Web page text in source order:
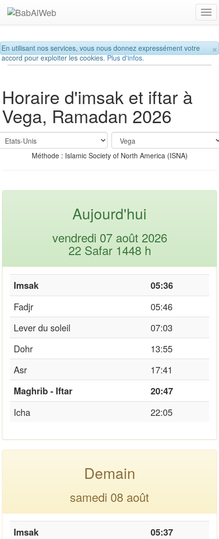
×
En utilisant nos services, vous nous donnez expressément votre
accord pour exploiter les cookies.Plus d'infos.
Horaire d'imsak et iftar à
Vega, Ramadan 2026
Méthode : Islamic Society of North America (ISNA)
Aujourd'hui
vendredi 07 août 2026
22 Safar 1448 h
Imsak
05:36
Fadjr
05:46
Lever du soleil
07:03
Dohr
13:55
Asr
17:41
Maghrib - Iftar
20:47
Icha
22:05
Demain
samedi 08 août
Imsak
05:37